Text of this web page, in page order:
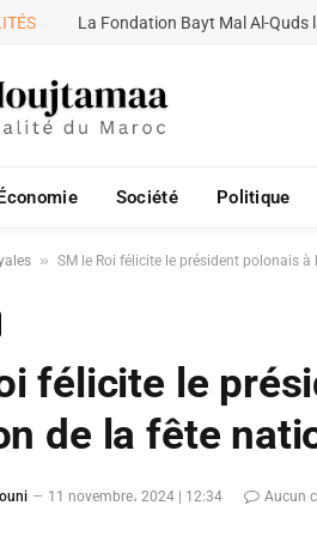
Société Politique
» SM le Roi félicite le président polonais
félicite le
de la fête
11 novembre، 2024 | 12:34 Aucun